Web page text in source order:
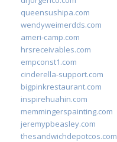
queensushipa.com
wendyweimerdds.com
ameri-camp.com
hrsreceivables.com
empconst1.com
cinderella-support.com
bigpinkrestaurant.com
inspirehuahin.com
memmingerspainting.com
jeremypbeasley.com
thesandwichdepotcos.com